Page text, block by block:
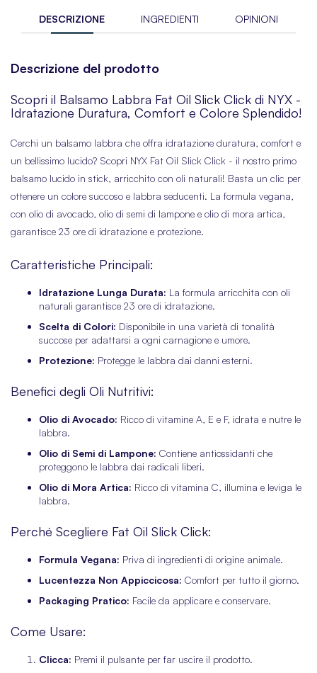
DESCRIZIONE INGREDIENTI OPINIONI
Descrizione del prodotto
Scopri il Balsamo Labbra Fat Oil Slick Click di NYX -
Idratazione Duratura, Comfort e Colore Splendido!
Cerchi un balsamo labbra che offra idratazione duratura, comfort e
un bellissimo lucido? Scopri NYX Fat Oil Slick Click - il nostro primo
balsamo lucido in stick, arricchito con oli naturali! Basta un clic per
ottenere un colore succoso e labbra seducenti. La formula vegana,
con olio di avocado, olio di semi di lampone e olio di mora artica,
garantisce 23 ore di idratazione e protezione.
Caratteristiche Principali:
Idratazione Lunga Durata: La formula arricchita con oli
naturali garantisce 23 ore di idratazione.
Scelta di Colori: Disponibile in una varietà di tonalità
succose per adattarsi a ogni carnagione e umore.
Protezione: Protegge le labbra dai danni esterni.
Benefici degli Oli Nutritivi:
Olio di Avocado: Ricco di vitamine A, E e F, idrata e nutre le
labbra.
Olio di Semi di Lampone: Contiene antiossidanti che
proteggono le labbra dai radicali liberi.
Olio di Mora Artica: Ricco di vitamina C, illumina e leviga le
labbra.
Perché Scegliere Fat Oil Slick Click:
Formula Vegana: Priva di ingredienti di origine animale.
Lucentezza Non Appiccicosa: Comfort per tutto il giorno.
Packaging Pratico: Facile da applicare e conservare.
Come Usare:
Clicca: Premi il pulsante per far uscire il prodotto.